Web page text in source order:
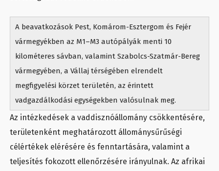
A beavatkozások Pest, Komárom-Esztergom és Fejér
vármegyékben az M1–M3 autópályák menti 10
kilométeres sávban, valamint Szabolcs-Szatmár-Bereg
vármegyében, a Vállaj térségében elrendelt
megfigyelési körzet területén, az érintett
vadgazdálkodási egységekben valósulnak meg.
Az intézkedések a vaddisznóállomány csökkentésére,
területenként meghatározott állománysűrűségi
célértékek elérésére és fenntartására, valamint a
teljesítés fokozott ellenőrzésére irányulnak. Az afrikai